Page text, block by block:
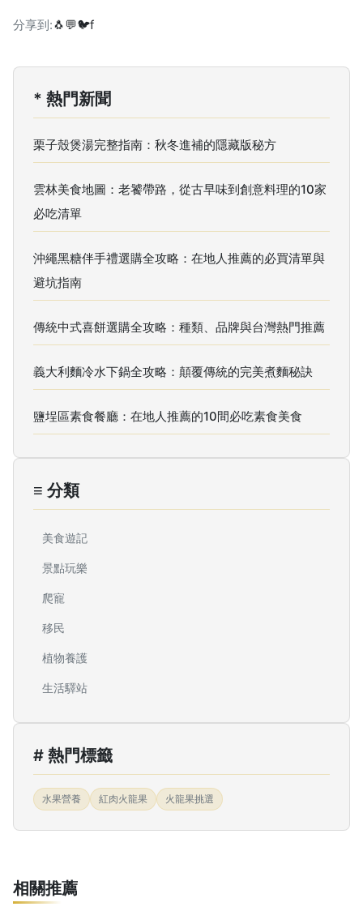
分享到:🐧💬🐦f
* 熱門新聞
栗子殼煲湯完整指南：秋冬進補的隱藏版秘方
雲林美食地圖：老饕帶路，從古早味到創意料理的10家
必吃清單
沖繩黑糖伴手禮選購全攻略：在地人推薦的必買清單與
避坑指南
傳統中式喜餅選購全攻略：種類、品牌與台灣熱門推薦
義大利麵冷水下鍋全攻略：顛覆傳統的完美煮麵秘訣
鹽埕區素食餐廳：在地人推薦的10間必吃素食美食
≡ 分類
美食遊記
景點玩樂
爬寵
移民
植物養護
生活驛站
# 熱門標籤
水果營養 紅肉火龍果 火龍果挑選
相關推薦